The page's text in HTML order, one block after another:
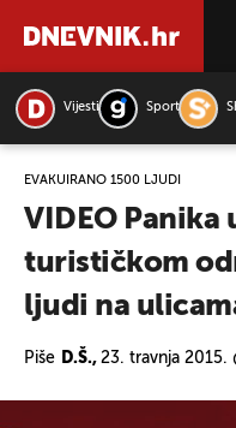
Vijesti Sport
EVAKUIRANO 1500 LJUDI
VIDEO Panika
turističkom
ljudi na
Piše D.Š., 23. travnja 2015.
PRETRAŽITE VIJESTI